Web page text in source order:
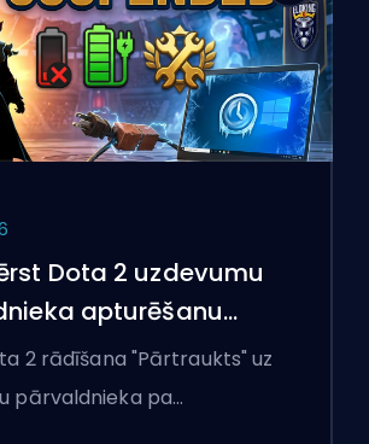
Dota 2 uzdevumu
apturēšanu
klēpjdatorā
2 rādīšana "Pārtraukts" uz
pārvaldnieka pa…